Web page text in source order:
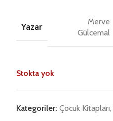
Yazar
Merve
Gülcemal
Stokta yok
Kategoriler: Çocuk Kitapları,